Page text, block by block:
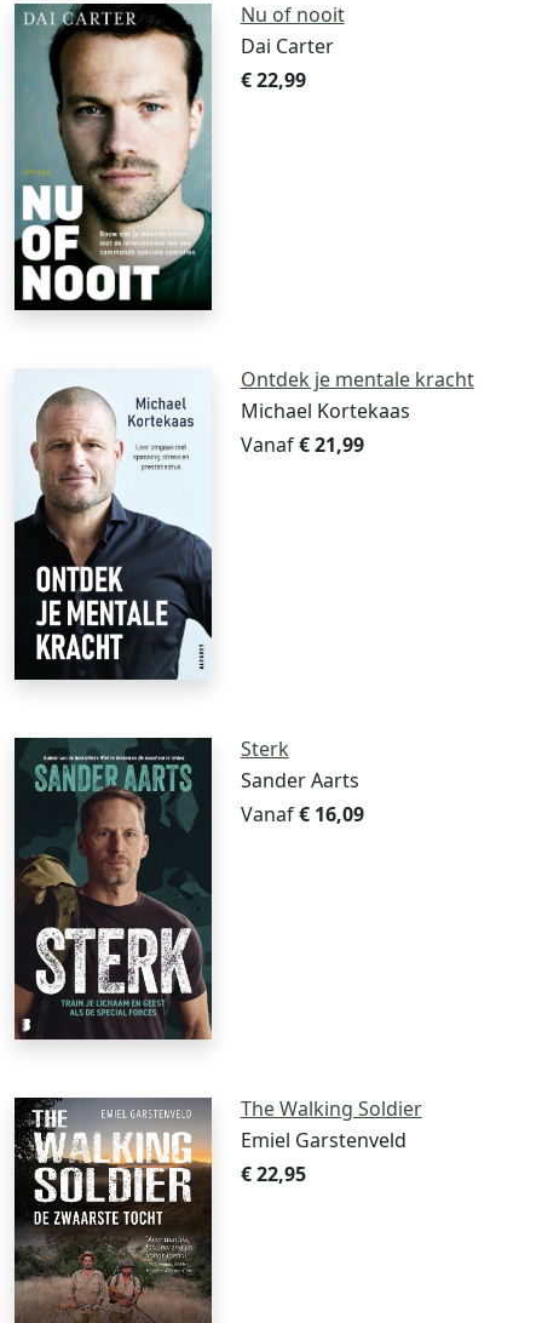
Nu of nooit
Dai Carter
€ 22,99
Ontdek je mentale kracht
Michael Kortekaas
Vanaf€ 21,99
Sterk
Sander Aarts
Vanaf€ 16,09
The Walking Soldier
Emiel Garstenveld
€ 22,95